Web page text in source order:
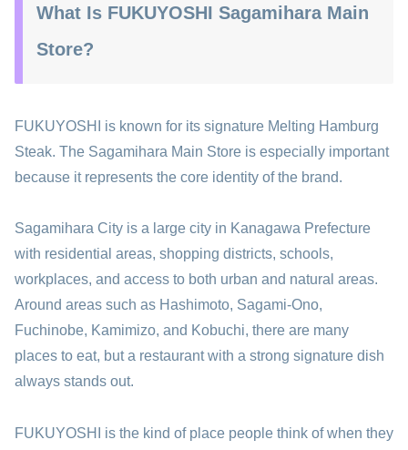
What Is FUKUYOSHI Sagamihara Main
Store?
FUKUYOSHI is known for its signature Melting Hamburg
Steak. The Sagamihara Main Store is especially important
because it represents the core identity of the brand.
Sagamihara City is a large city in Kanagawa Prefecture
with residential areas, shopping districts, schools,
workplaces, and access to both urban and natural areas.
Around areas such as Hashimoto, Sagami-Ono,
Fuchinobe, Kamimizo, and Kobuchi, there are many
places to eat, but a restaurant with a strong signature dish
always stands out.
FUKUYOSHI is the kind of place people think of when they